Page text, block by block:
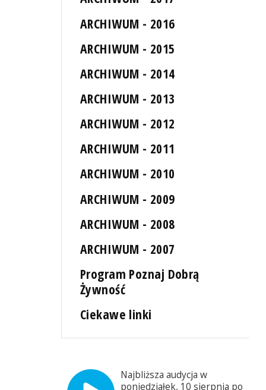
ARCHIWUM - 2016
ARCHIWUM - 2015
ARCHIWUM - 2014
ARCHIWUM - 2013
ARCHIWUM - 2012
ARCHIWUM - 2011
ARCHIWUM - 2010
ARCHIWUM - 2009
ARCHIWUM - 2008
ARCHIWUM - 2007
Program Poznaj Dobrą
Żywność
Ciekawe linki
Najbliższa audycja w
poniedziałek, 10 sierpnia po